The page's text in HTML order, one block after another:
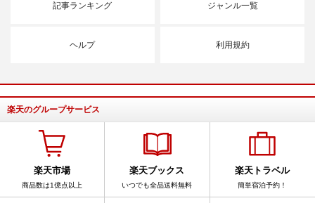
記事ランキング ジャンル一覧
ヘルプ 利用規約
楽天のグループサービス
楽天市場
商品数は1億点以上
楽天ブックス
いつでも全品送料無料
楽天トラベル
簡単宿泊予約！